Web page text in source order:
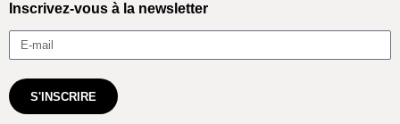
Inscrivez-vous à la newsletter
S'INSCRIRE